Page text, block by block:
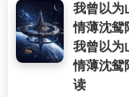
我曾以为
情薄沈鸳
我曾以为
情薄沈鸳
读